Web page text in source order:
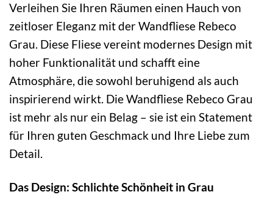
Verleihen Sie Ihren Räumen einen Hauch von
zeitloser Eleganz mit der Wandfliese Rebeco
Grau. Diese Fliese vereint modernes Design mit
hoher Funktionalität und schafft eine
Atmosphäre, die sowohl beruhigend als auch
inspirierend wirkt. Die Wandfliese Rebeco Grau
ist mehr als nur ein Belag – sie ist ein Statement
für Ihren guten Geschmack und Ihre Liebe zum
Detail.
Das Design: Schlichte Schönheit in Grau